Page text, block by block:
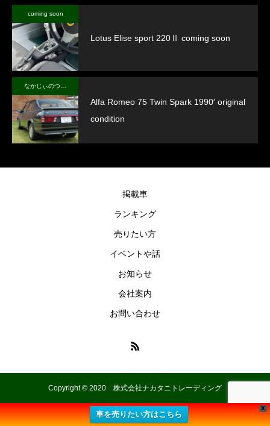
coming soon
Lotus Elise sport 220Ⅱ coming soon
Alfa Romeo 75 Twin Spark 1990′ original
condition
掲載車
ランキング
売りたい方
イベントや話
お知らせ
会社案内
お問い合わせ
Copyright © 2020 株式会社ナカタニトレーディング
X
車を売りたい方はこちら